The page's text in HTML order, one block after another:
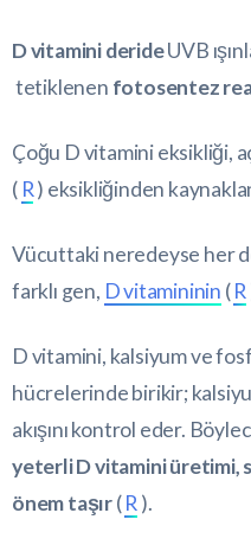
D vitamini derideUVB
tetiklenen fotosentez
Çoğu D vitamini eksikliği,
( R) eksikliğinden
Vücuttaki neredeyse her
farklı gen, D vitamininin (R
D vitamini, kalsiyum ve
hücrelerinde birikir;
akışını kontrol eder.
yeterli D vitamini üretimi,
önem taşır(R).